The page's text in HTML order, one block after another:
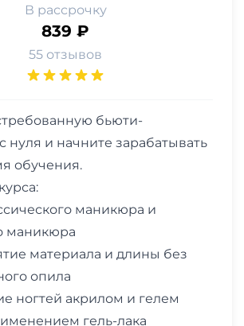
В рассрочку
839 ₽
55 отзывов
бьюти-
нуля и начните зарабатывать
обучения.
маникюра и
маникюра
материала и длины без
опила
ногтей акрилом и гелем
гель-лака